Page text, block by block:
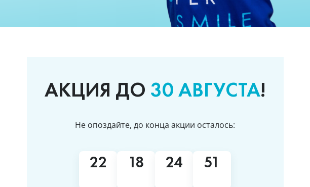
АКЦИЯ ДО 30 АВГУСТА!
Не опоздайте, до конца акции осталось:
22 18 24 50